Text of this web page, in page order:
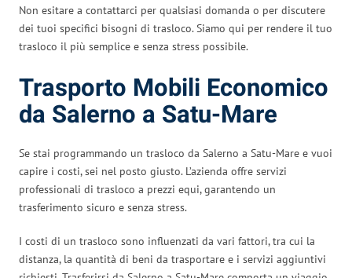
Non esitare a contattarci per qualsiasi domanda o per discutere
dei tuoi specifici bisogni di trasloco. Siamo qui per rendere il tuo
trasloco il più semplice e senza stress possibile.
Trasporto Mobili Economico
da Salerno a Satu-Mare
Se stai programmando un trasloco da Salerno a Satu-Mare e vuoi
capire i costi, sei nel posto giusto. L’azienda offre servizi
professionali di trasloco a prezzi equi, garantendo un
trasferimento sicuro e senza stress.
I costi di un trasloco sono influenzati da vari fattori, tra cui la
distanza, la quantità di beni da trasportare e i servizi aggiuntivi